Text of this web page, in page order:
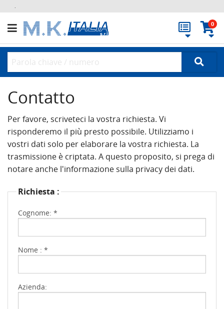
.
0
Contatto
Per favore, scriveteci la vostra richiesta. Vi
risponderemo il più presto possibile. Utilizziamo i
vostri dati solo per elaborare la vostra richiesta. La
trasmissione è criptata. A questo proposito, si prega di
notare anche l'informazione sulla privacy dei dati.
Richiesta :
Cognome: *
Nome : *
Azienda: